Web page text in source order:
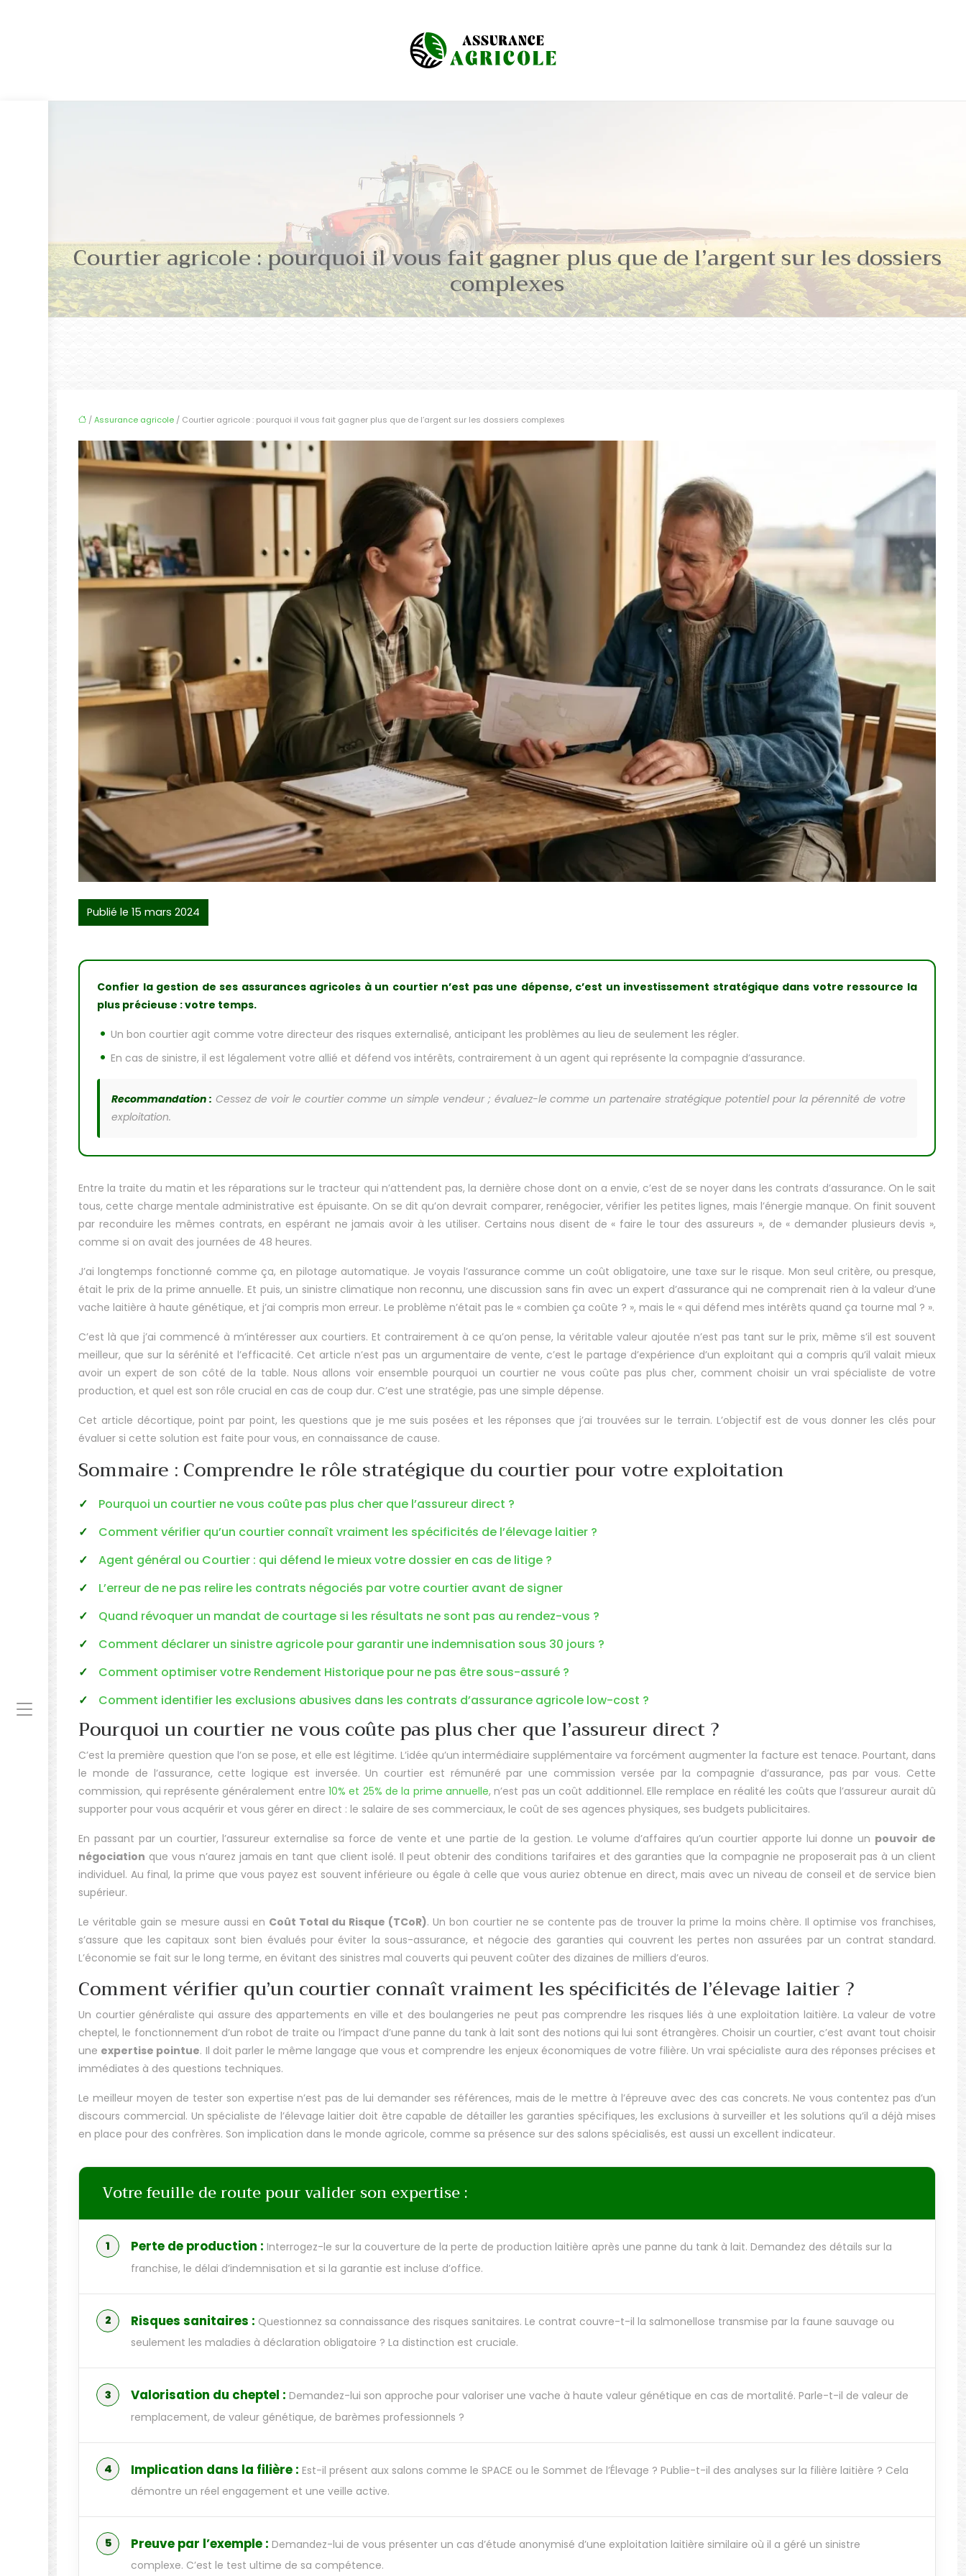
Courtier agricole : pourquoi il vous fait gagner plus que de l’argent sur les dossiers
complexes
/Assurance agricole / Courtier agricole : pourquoi il vous fait gagner plus que de l’argent sur les dossiers complexes
Publié le 15 mars 2024
Confier la gestion de ses assurances agricoles à un courtier n’est pas une dépense, c’est un investissement stratégique dans votre ressource la
plus précieuse : votre temps.
Un bon courtier agit comme votre directeur des risques externalisé, anticipant les problèmes au lieu de seulement les régler.
En cas de sinistre, il est légalement votre allié et défend vos intérêts, contrairement à un agent qui représente la compagnie d’assurance.
Recommandation : Cessez de voir le courtier comme un simple vendeur ; évaluez-le comme un partenaire stratégique potentiel pour la pérennité de votre
exploitation.
Entre la traite du matin et les réparations sur le tracteur qui n’attendent pas, la dernière chose dont on a envie, c’est de se noyer dans les contrats d’assurance. On le sait
tous, cette charge mentale administrative est épuisante. On se dit qu’on devrait comparer, renégocier, vérifier les petites lignes, mais l’énergie manque. On finit souvent
par reconduire les mêmes contrats, en espérant ne jamais avoir à les utiliser. Certains nous disent de « faire le tour des assureurs », de « demander plusieurs devis »,
comme si on avait des journées de 48 heures.
J’ai longtemps fonctionné comme ça, en pilotage automatique. Je voyais l’assurance comme un coût obligatoire, une taxe sur le risque. Mon seul critère, ou presque,
était le prix de la prime annuelle. Et puis, un sinistre climatique non reconnu, une discussion sans fin avec un expert d’assurance qui ne comprenait rien à la valeur d’une
vache laitière à haute génétique, et j’ai compris mon erreur. Le problème n’était pas le « combien ça coûte ? », mais le « qui défend mes intérêts quand ça tourne mal ? ».
C’est là que j’ai commencé à m’intéresser aux courtiers. Et contrairement à ce qu’on pense, la véritable valeur ajoutée n’est pas tant sur le prix, même s’il est souvent
meilleur, que sur la sérénité et l’efficacité. Cet article n’est pas un argumentaire de vente, c’est le partage d’expérience d’un exploitant qui a compris qu’il valait mieux
avoir un expert de son côté de la table. Nous allons voir ensemble pourquoi un courtier ne vous coûte pas plus cher, comment choisir un vrai spécialiste de votre
production, et quel est son rôle crucial en cas de coup dur. C’est une stratégie, pas une simple dépense.
Cet article décortique, point par point, les questions que je me suis posées et les réponses que j’ai trouvées sur le terrain. L’objectif est de vous donner les clés pour
évaluer si cette solution est faite pour vous, en connaissance de cause.
Sommaire : Comprendre le rôle stratégique du courtier pour votre exploitation
Pourquoi un courtier ne vous coûte pas plus cher que l’assureur direct ?
Comment vérifier qu’un courtier connaît vraiment les spécificités de l’élevage laitier ?
Agent général ou Courtier : qui défend le mieux votre dossier en cas de litige ?
L’erreur de ne pas relire les contrats négociés par votre courtier avant de signer
Quand révoquer un mandat de courtage si les résultats ne sont pas au rendez-vous ?
Comment déclarer un sinistre agricole pour garantir une indemnisation sous 30 jours ?
Comment optimiser votre Rendement Historique pour ne pas être sous-assuré ?
Comment identifier les exclusions abusives dans les contrats d’assurance agricole low-cost ?
Pourquoi un courtier ne vous coûte pas plus cher que l’assureur direct ?
C’est la première question que l’on se pose, et elle est légitime. L’idée qu’un intermédiaire supplémentaire va forcément augmenter la facture est tenace. Pourtant, dans
le monde de l’assurance, cette logique est inversée. Un courtier est rémunéré par une commission versée par la compagnie d’assurance, pas par vous. Cette
commission, qui représente généralement entre 10% et 25% de la prime annuelle, n’est pas un coût additionnel. Elle remplace en réalité les coûts que l’assureur aurait dû
supporter pour vous acquérir et vous gérer en direct : le salaire de ses commerciaux, le coût de ses agences physiques, ses budgets publicitaires.
En passant par un courtier, l’assureur externalise sa force de vente et une partie de la gestion. Le volume d’affaires qu’un courtier apporte lui donne un pouvoir de
négociation que vous n’aurez jamais en tant que client isolé. Il peut obtenir des conditions tarifaires et des garanties que la compagnie ne proposerait pas à un client
individuel. Au final, la prime que vous payez est souvent inférieure ou égale à celle que vous auriez obtenue en direct, mais avec un niveau de conseil et de service bien
supérieur.
Le véritable gain se mesure aussi en Coût Total du Risque (TCoR). Un bon courtier ne se contente pas de trouver la prime la moins chère. Il optimise vos franchises,
s’assure que les capitaux sont bien évalués pour éviter la sous-assurance, et négocie des garanties qui couvrent les pertes non assurées par un contrat standard.
L’économie se fait sur le long terme, en évitant des sinistres mal couverts qui peuvent coûter des dizaines de milliers d’euros.
Comment vérifier qu’un courtier connaît vraiment les spécificités de l’élevage laitier ?
Un courtier généraliste qui assure des appartements en ville et des boulangeries ne peut pas comprendre les risques liés à une exploitation laitière. La valeur de votre
cheptel, le fonctionnement d’un robot de traite ou l’impact d’une panne du tank à lait sont des notions qui lui sont étrangères. Choisir un courtier, c’est avant tout choisir
une expertise pointue. Il doit parler le même langage que vous et comprendre les enjeux économiques de votre filière. Un vrai spécialiste aura des réponses précises et
immédiates à des questions techniques.
Le meilleur moyen de tester son expertise n’est pas de lui demander ses références, mais de le mettre à l’épreuve avec des cas concrets. Ne vous contentez pas d’un
discours commercial. Un spécialiste de l’élevage laitier doit être capable de détailler les garanties spécifiques, les exclusions à surveiller et les solutions qu’il a déjà mises
en place pour des confrères. Son implication dans le monde agricole, comme sa présence sur des salons spécialisés, est aussi un excellent indicateur.
Votre feuille de route pour valider son expertise :
Perte de production : Interrogez-le sur la couverture de la perte de production laitière après une panne du tank à lait. Demandez des détails sur la
franchise, le délai d’indemnisation et si la garantie est incluse d’office.
Risques sanitaires : Questionnez sa connaissance des risques sanitaires. Le contrat couvre-t-il la salmonellose transmise par la faune sauvage ou
seulement les maladies à déclaration obligatoire ? La distinction est cruciale.
Valorisation du cheptel : Demandez-lui son approche pour valoriser une vache à haute valeur génétique en cas de mortalité. Parle-t-il de valeur de
remplacement, de valeur génétique, de barèmes professionnels ?
Implication dans la filière : Est-il présent aux salons comme le SPACE ou le Sommet de l’Élevage ? Publie-t-il des analyses sur la filière laitière ? Cela
démontre un réel engagement et une veille active.
Preuve par l’exemple : Demandez-lui de vous présenter un cas d’étude anonymisé d’une exploitation laitière similaire où il a géré un sinistre
complexe. C’est le test ultime de sa compétence.